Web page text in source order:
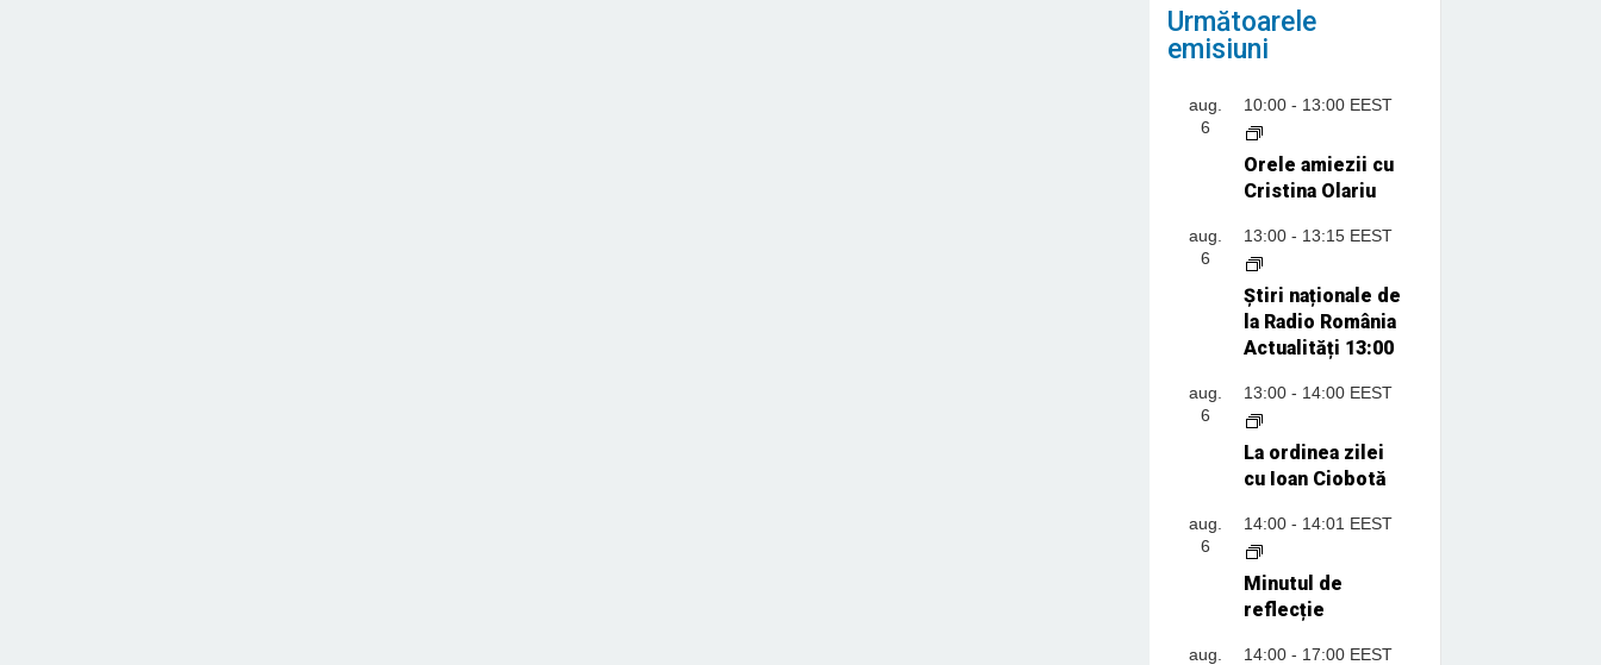
Următoarele
emisiuni
aug.
6
10:00- 13:00 EEST
Orele amiezii cu
Cristina Olariu
aug.
6
13:00- 13:15 EEST
Știri naționale de
la Radio România
Actualități 13:00
aug.
6
13:00- 14:00 EEST
La ordinea zilei
cu Ioan Ciobotă
aug.
6
14:00- 14:01 EEST
Minutul de
reflecție
aug.
14:00- 17:00 EEST